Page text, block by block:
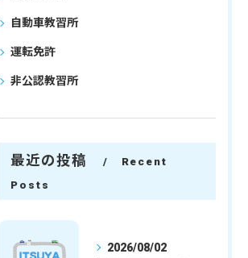
自動車教習所
運転免許
非公認教習所
最近の投稿
Recent
Posts
2026/08/02